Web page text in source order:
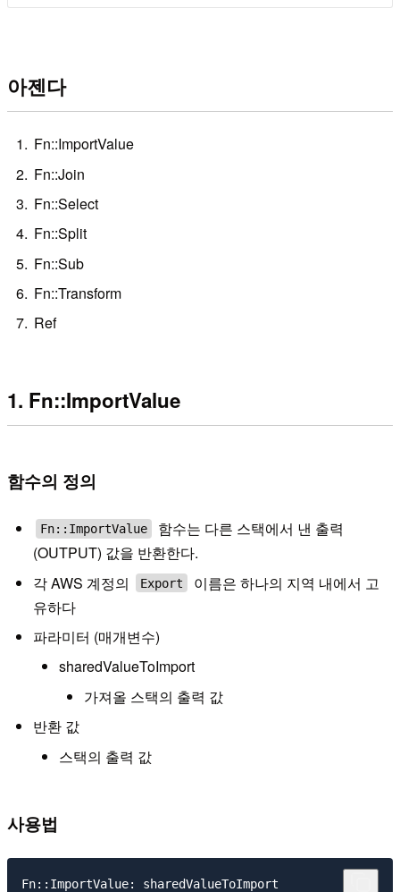
아젠다
Fn::ImportValue
Fn::Join
Fn::Select
Fn::Split
Fn::Sub
Fn::Transform
Ref
1. Fn::ImportValue
함수의 정의
Fn::ImportValue
함수는 다른 스택에서 낸 출력
(OUTPUT) 값을 반환한다.
각 AWS 계정의
Export
이름은 하나의 지역 내에서 고
유하다
파라미터 (매개변수)
sharedValueToImport
가져올 스택의 출력 값
반환 값
스택의 출력 값
사용법
Fn::ImportValue: sharedValueToImport